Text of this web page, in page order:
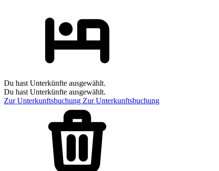
Du hast Unterkünfte ausgewählt.
Du hast Unterkünfte ausgewählt.
Zur Unterkunftsbuchung Zur Unterkunftsbuchung